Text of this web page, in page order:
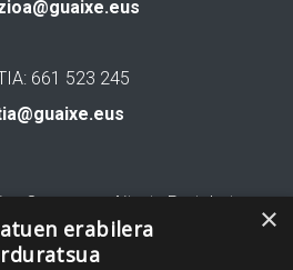
661 523 245
Commons Aitortu Partekatu
garatua
×
erabilera